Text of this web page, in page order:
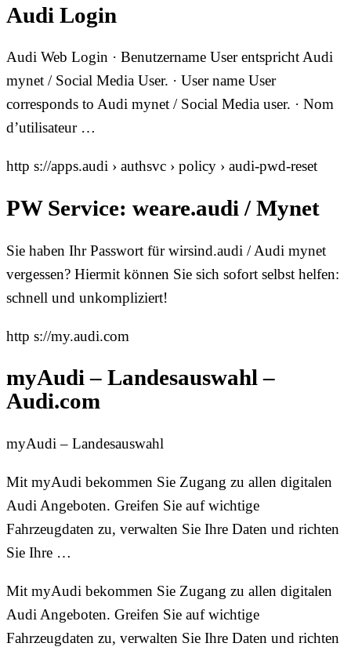
Audi Login
Audi Web Login · Benutzername User entspricht Audi
mynet / Social Media User. · User name User
corresponds to Audi mynet / Social Media user. · Nom
d’utilisateur …
http s://apps.audi › authsvc › policy › audi-pwd-reset
PW Service: weare.audi / Mynet
Sie haben Ihr Passwort für wirsind.audi / Audi mynet
vergessen? Hiermit können Sie sich sofort selbst helfen:
schnell und unkompliziert!
http s://my.audi.com
myAudi – Landesauswahl –
Audi.com
myAudi – Landesauswahl
Mit myAudi bekommen Sie Zugang zu allen digitalen
Audi Angeboten. Greifen Sie auf wichtige
Fahrzeugdaten zu, verwalten Sie Ihre Daten und richten
Sie Ihre …
Mit myAudi bekommen Sie Zugang zu allen digitalen
Audi Angeboten. Greifen Sie auf wichtige
Fahrzeugdaten zu, verwalten Sie Ihre Daten und richten